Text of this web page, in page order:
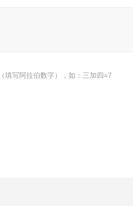
填写阿拉伯数字），如：三加四=7